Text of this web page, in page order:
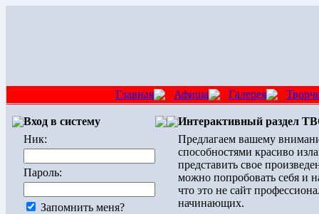
Главная Афиша Галерея
Вход в систему
Ник:
Пароль:
Запомнить меня?
Интерактивный раздел
Предлагаем вашему
способностями красиво
представить свое
можно попробовать себя и
что это не сайт
начинающих.